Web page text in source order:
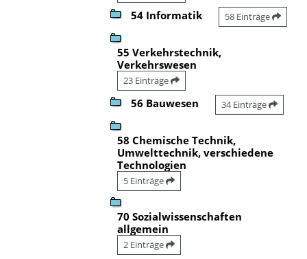
54 Informatik 58 Einträge
55 Verkehrstechnik,
Verkehrswesen
23 Einträge
56 Bauwesen 34 Einträge
58 Chemische Technik,
Umwelttechnik, verschiedene
Technologien
5 Einträge
70 Sozialwissenschaften
allgemein
2 Einträge